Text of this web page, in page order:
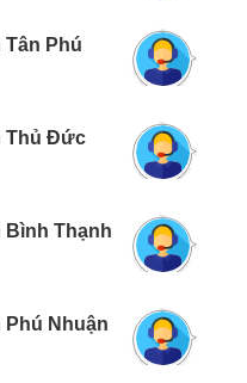
Tân Phú
Thủ Đức
Bình Thạnh
Phú Nhuận